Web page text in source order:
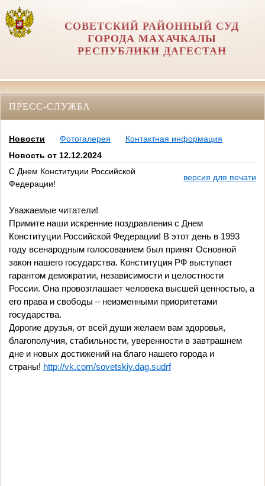
СОВЕТСКИЙ РАЙОННЫЙ СУД
ГОРОДА МАХАЧКАЛЫ
РЕСПУБЛИКИ ДАГЕСТАН
ПРЕСС-СЛУЖБА
Новости Фотогалерея
Контактная информация
Новость от 12.12.2024
С Днем Конституции Российской
Федерации!
версия для печати
Уважаемые читатели!
Примите наши искренние поздравления с Днем
Конституции Российской Федерации! В этот день в 1993
году всенародным голосованием был принят Основной
закон нашего государства. Конституция РФ выступает
гарантом демократии, независимости и целостности
России. Она провозглашает человека высшей ценностью, а
его права и свободы – неизменными приоритетами
государства.
Дорогие друзья, от всей души желаем вам здоровья,
благополучия, стабильности, уверенности в завтрашнем
дне и новых достижений на благо нашего города и
страны! http://vk.com/sovetskiy.dag.sudrf